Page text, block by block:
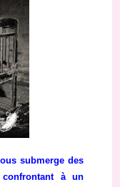
submerge des
à un